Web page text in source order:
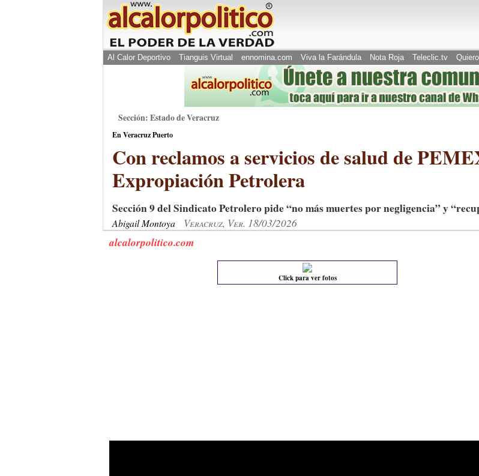
Al Calor Deportivo Tianguis Virtual ennomina.com Viva la Farándula Nota Roja Teleclic.tv
Sección: Estado de Veracruz
En Veracruz Puerto
Con reclamos a servicios de salud de
Expropiación Petrolera
Sección 9 del Sindicato Petrolero pide “no más muertes por negligencia” y
Abigail Montoya Veracruz, Ver. 18/03/2026
alcalorpolitico.com
Click para ver fotos